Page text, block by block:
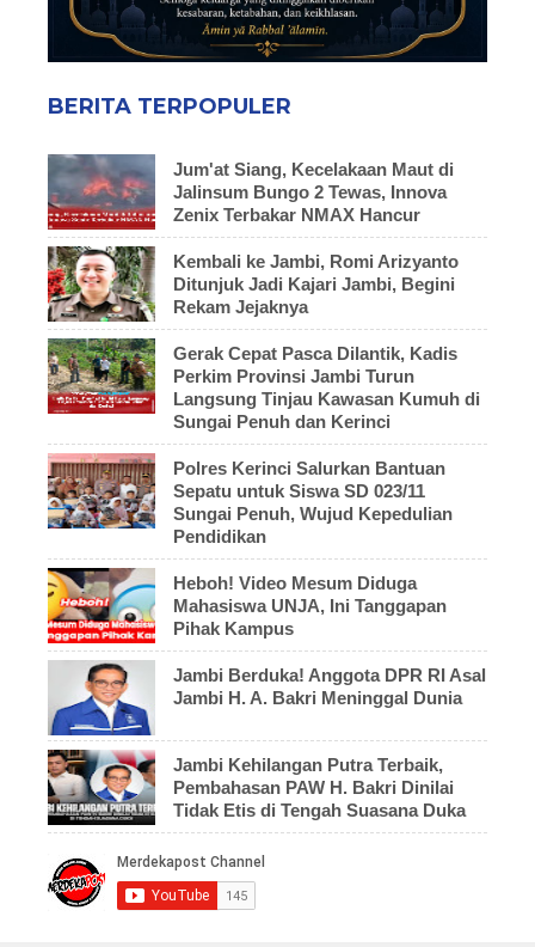
BERITA TERPOPULER
Jum'at Siang, Kecelakaan Maut di
Jalinsum Bungo 2 Tewas, Innova
Zenix Terbakar NMAX Hancur
Kembali ke Jambi, Romi Arizyanto
Ditunjuk Jadi Kajari Jambi, Begini
Rekam Jejaknya
Gerak Cepat Pasca Dilantik, Kadis
Perkim Provinsi Jambi Turun
Langsung Tinjau Kawasan Kumuh di
Sungai Penuh dan Kerinci
Polres Kerinci Salurkan Bantuan
Sepatu untuk Siswa SD 023/11
Sungai Penuh, Wujud Kepedulian
Pendidikan
Heboh! Video Mesum Diduga
Mahasiswa UNJA, Ini Tanggapan
Pihak Kampus
Jambi Berduka! Anggota DPR RI Asal
Jambi H. A. Bakri Meninggal Dunia
Jambi Kehilangan Putra Terbaik,
Pembahasan PAW H. Bakri Dinilai
Tidak Etis di Tengah Suasana Duka